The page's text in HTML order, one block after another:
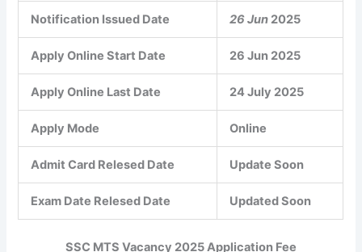
Notification Issued Date 26 Jun 2025
Apply Online Start Date 26 Jun 2025
Apply Online Last Date 24 July 2025
Apply Mode Online
Admit Card Relesed Date Update Soon
Exam Date Relesed Date Updated Soon
SSC MTS Vacancy 2025 Application Fee